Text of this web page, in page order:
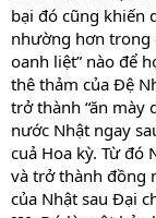
bại đó cũng khiến
nhường hơn trong
oanh liệt” nào để
thê thảm của Đệ
trở thành “ăn mày
nước Nhật ngay
cuả Hoa kỳ. Từ đó
và trở thành đồng
của Nhật sau Đại